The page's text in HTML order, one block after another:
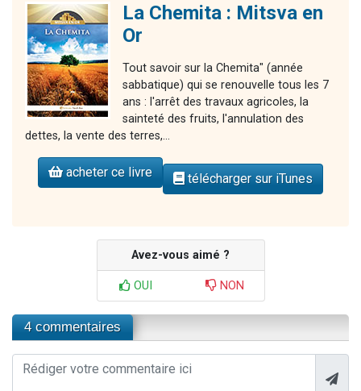
La Chemita : Mitsva en
Or
Tout savoir sur la Chemita" (année
sabbatique) qui se renouvelle tous les 7
ans : l'arrêt des travaux agricoles, la
sainteté des fruits, l'annulation des
dettes, la vente des terres,...
acheter ce livre télécharger sur iTunes
Avez-vous aimé ?
OUI NON
4 commentaires